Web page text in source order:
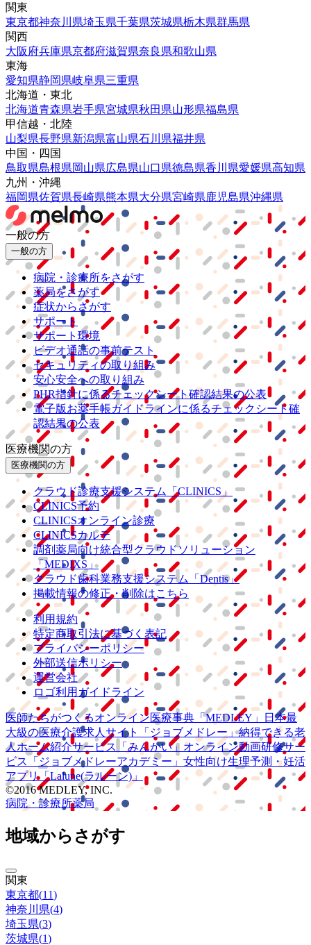
関東
東京都神奈川県埼玉県千葉県茨城県栃木県群馬県
関西
大阪府兵庫県京都府滋賀県奈良県和歌山県
東海
愛知県静岡県岐阜県三重県
北海道・東北
北海道青森県岩手県宮城県秋田県山形県福島県
甲信越・北陸
山梨県長野県新潟県富山県石川県福井県
中国・四国
鳥取県島根県岡山県広島県山口県徳島県香川県愛媛県高知県
九州・沖縄
福岡県佐賀県長崎県熊本県大分県宮崎県鹿児島県沖縄県
一般の方
一般の方
病院・診療所をさがす
薬局をさがす
症状からさがす
サポート
サポート環境
ビデオ通話の事前テスト
セキュリティの取り組み
安心安全への取り組み
PHR指針に係るチェックシート確認結果の公表
電子版お薬手帳ガイドラインに係るチェックシート確
認結果の公表
医療機関の方
医療機関の方
クラウド診療支援システム
「CLINICS」
CLINICS予約
CLINICSオンライン診療
CLINICSカルテ
調剤薬局向け統合型クラウドソリューション
「MEDIXS」
クラウド歯科業務支援システム
「Dentis」
掲載情報の修正・削除はこちら
利用規約
特定商取引法に基づく表記
プライバシーポリシー
外部送信ポリシー
運営会社
ロゴ利用ガイドライン
医師たちがつくるオンライン医療事典 「MEDLEY」
日本最
大級の医療介護求人サイト 「ジョブメドレー」納得できる老
人ホーム紹介サービス
「みんかい」 オンライン動画研修サー
ビス
「ジョブメドレーアカデミー」 女性向け生理予測・妊活
アプリ「Lalune(ラルーン)」
©2016 MEDLEY, INC.
病院・診療所薬局
地域からさがす
関東
東京都(11)
神奈川県(4)
埼玉県(3)
茨城県(1)